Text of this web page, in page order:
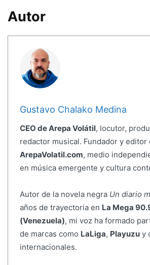
Autor
Gustavo Chalako Medina
CEO de Arepa Volátil, locutor,
redactor musical. Fundador y editor
ArepaVolatil.com, medio
en música emergente y cultura
Autor de la novela negra Un diario
años de trayectoria en La Mega
(Venezuela), mi voz ha formado
de marcas como LaLiga, Playuzuy
internacionales.